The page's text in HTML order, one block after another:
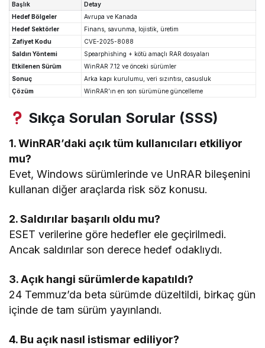
Başlık
Detay
Hedef Bölgeler
Avrupa ve Kanada
Hedef Sektörler
Finans, savunma, lojistik, üretim
Zafiyet Kodu
CVE-2025-8088
Saldırı Yöntemi
Spearphishing + kötü amaçlı RAR dosyaları
Etkilenen Sürüm
WinRAR 7.12 ve önceki sürümler
Sonuç
Arka kapı kurulumu, veri sızıntısı, casusluk
Çözüm
WinRAR’ın en son sürümüne güncelleme
Sıkça Sorulan Sorular (SSS)
1. WinRAR’daki açık tüm kullanıcıları etkiliyor
mu?
Evet, Windows sürümlerinde ve UnRAR bileşenini
kullanan diğer araçlarda risk söz konusu.
2. Saldırılar başarılı oldu mu?
ESET verilerine göre hedefler ele geçirilmedi.
Ancak saldırılar son derece hedef odaklıydı.
3. Açık hangi sürümlerde kapatıldı?
24 Temmuz’da beta sürümde düzeltildi, birkaç gün
içinde de tam sürüm yayınlandı.
4. Bu açık nasıl istismar ediliyor?